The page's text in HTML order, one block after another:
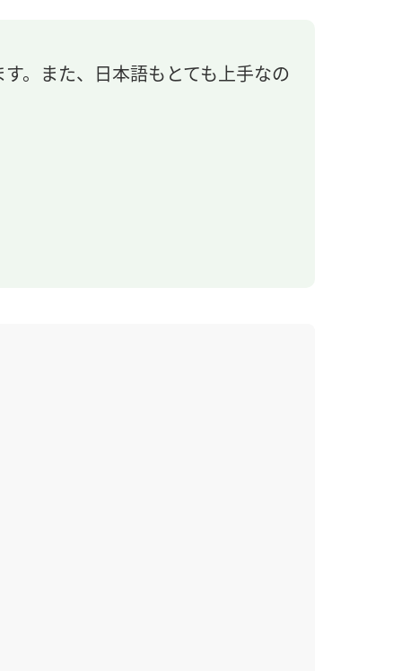
。また、日本語もとても上手なの